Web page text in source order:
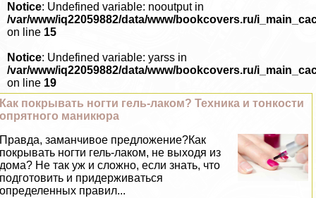
Notice: Undefined variable: nooutput in
/var/www/iq22059882/data/www/bookcovers.ru/
on line 15
Notice: Undefined variable: yarss in
/var/www/iq22059882/data/www/bookcovers.ru/
on line 19
Как покрывать ногти гель-лаком? Техника и тонкости
опрятного маникюра
Правда, заманчивое предложение?Как
покрывать ногти гель-лаком, не выходя из
дома? Не так уж и сложно, если знать, что
подготовить и придерживаться
определенных правил...